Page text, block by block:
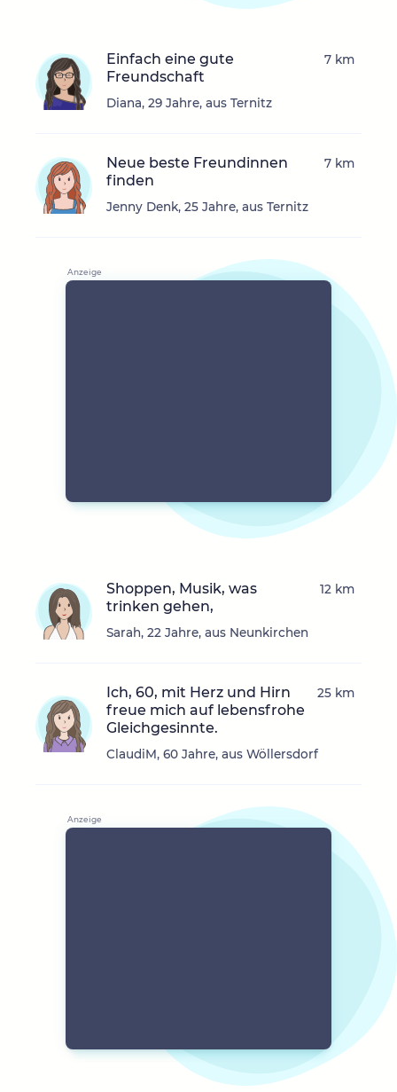
Einfach eine gute
Freundschaft
Diana, 29 Jahre, aus Ternitz
7 km
Neue beste Freundinnen
finden
Jenny Denk, 25 Jahre, aus Ternitz
7 km
Shoppen, Musik, was
trinken gehen,
Sarah, 22 Jahre, aus Neunkirchen
12 km
Ich, 60, mit Herz und Hirn
freue mich auf lebensfrohe
Gleichgesinnte.
ClaudiM, 60 Jahre, aus Wöllersdorf
25 km